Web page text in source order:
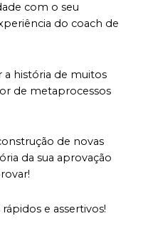
com o seu
do coach de
a história de muitos
de metaprocessos
de novas
da sua aprovação
e assertivos!